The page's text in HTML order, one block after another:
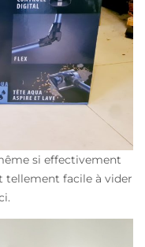
si effectivement
tellement facile à vider